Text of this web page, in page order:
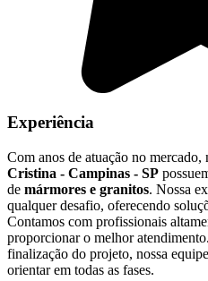
Experiência
Com anos de atuação no mercado,
Cristina - Campinas - SP
de mármores e granitos. Nossa
qualquer desafio, oferecendo
Contamos com profissionais
proporcionar o melhor
finalização do projeto, nossa
orientar em todas as fases.